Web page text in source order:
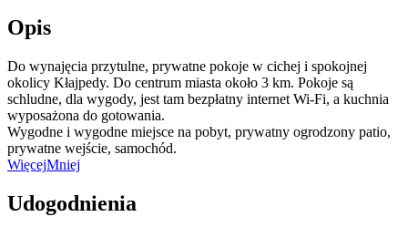
Opis
Do wynajęcia przytulne, prywatne pokoje w cichej i spokojnej
okolicy Kłajpedy. Do centrum miasta około 3 km. Pokoje są
schludne, dla wygody, jest tam bezpłatny internet Wi-Fi, a kuchnia
wyposażona do gotowania.
Wygodne i wygodne miejsce na pobyt, prywatny ogrodzony patio,
prywatne wejście, samochód.
WięcejMniej
Udogodnienia